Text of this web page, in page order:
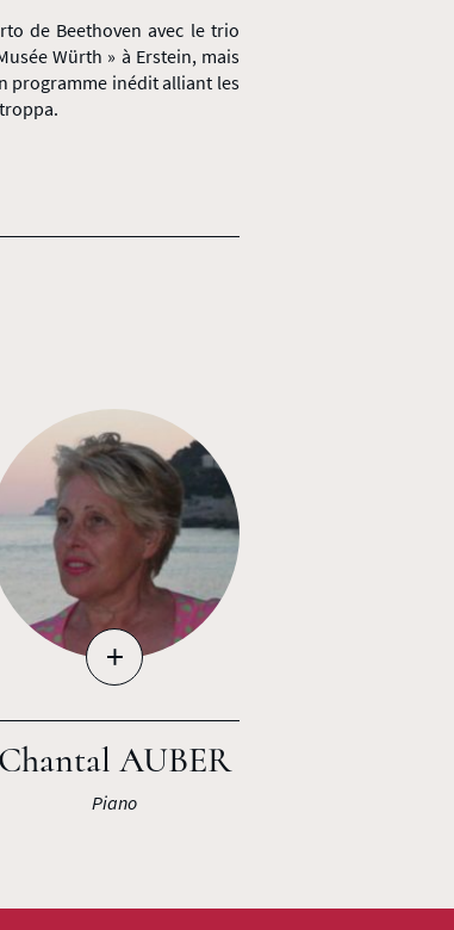
de Beethoven avec le trio
Würth » à Erstein, mais
programme inédit alliant les
+
Chantal AUBER
Piano